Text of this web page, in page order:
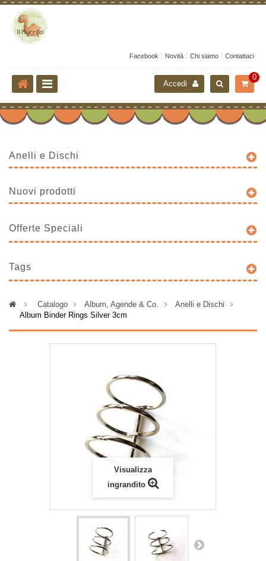
Facebook Novità Chi siamo Contattaci
0
Accedi
Anelli e Dischi
Nuovi prodotti
Offerte Speciali
Tags
> Catalogo > Album, Agende & Co. >
Anelli e Dischi
Album Binder Rings Silver 3cm
Visualizza
ingrandito